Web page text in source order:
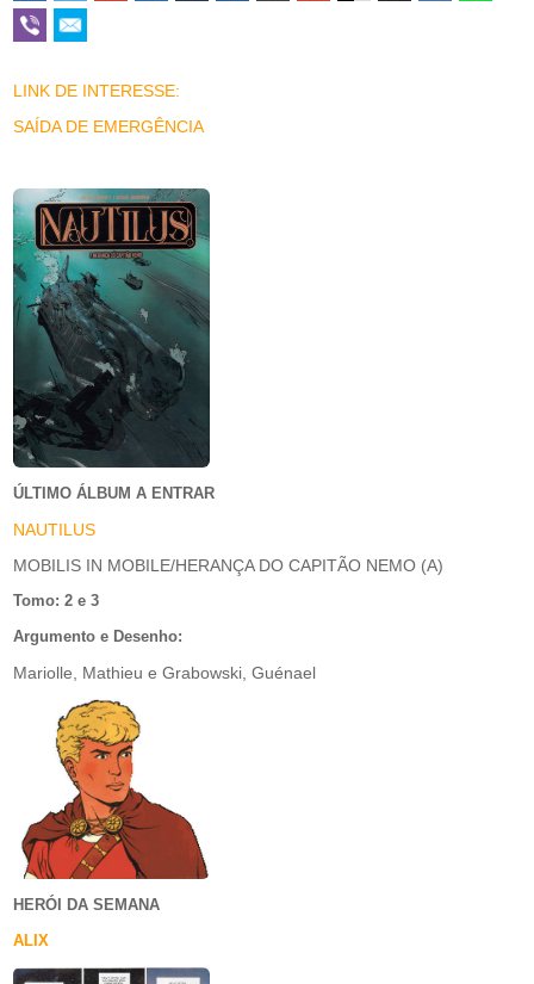
LINK DE INTERESSE:
SAÍDA DE EMERGÊNCIA
ÚLTIMO ÁLBUM A ENTRAR
NAUTILUS
MOBILIS IN MOBILE/HERANÇA DO CAPITÃO NEMO (A)
Tomo: 2 e 3
Argumento e Desenho:
Mariolle, Mathieu e Grabowski, Guénael
HERÓI DA SEMANA
ALIX